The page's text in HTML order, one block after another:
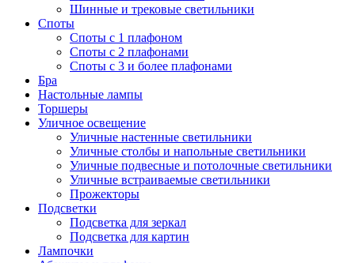
Шинные и трековые светильники
Споты
Споты с 1 плафоном
Споты с 2 плафонами
Споты с 3 и более плафонами
Бра
Настольные лампы
Торшеры
Уличное освещение
Уличные настенные светильники
Уличные столбы и напольные светильники
Уличные подвесные и потолочные светильники
Уличные встраиваемые светильники
Прожекторы
Подсветки
Подсветка для зеркал
Подсветка для картин
Лампочки